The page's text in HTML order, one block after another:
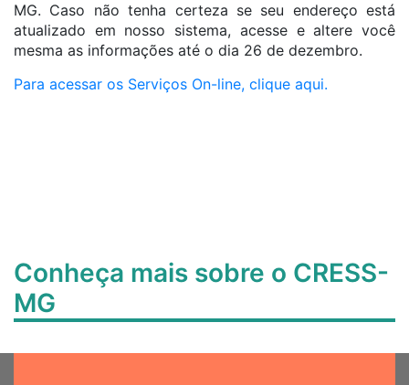
MG. Caso não tenha certeza se seu endereço está
atualizado em nosso sistema, acesse e altere você
mesma as informações até o dia 26 de dezembro.
Para acessar os Serviços On-line, clique aqui.
Conheça mais sobre o CRESS-
MG